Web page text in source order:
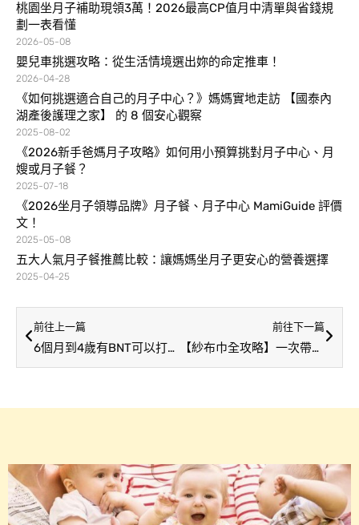
桃園坐月子補助現領3萬！2026最高CP值月中清單與省錢規
劃一表看懂
2026-05-08
嬰兒車挑選攻略：從生活情境選出妳的命定推車！
2026-04-28
《如何挑選適合自己的月子中心？》媽媽實地走訪 【國泰內
湖產後護理之家】 的 8 個安心觀察
2025-08-02
《2026新手爸媽月子攻略》如何用小預算挑對月子中心、月
嫂或月子餐？
2025-07-18
《2026坐月子領導品牌》月子餐、月子中心 MamiGuide 評價
文！
2025-05-08
五大人氣月子餐推薦比較：讓媽媽坐月子更安心的營養選擇
2025-04-25
前往上一篇
6個月到4歲有BNT可以打了 注意事項一次看
前往下一篇
【紗布巾全攻略】一次帶你了解用途、挑選要點、準備數量、清洗訣竅、購買推薦！